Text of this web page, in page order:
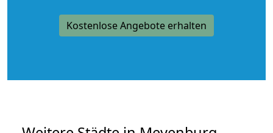
Kostenlose Angebote erhalten